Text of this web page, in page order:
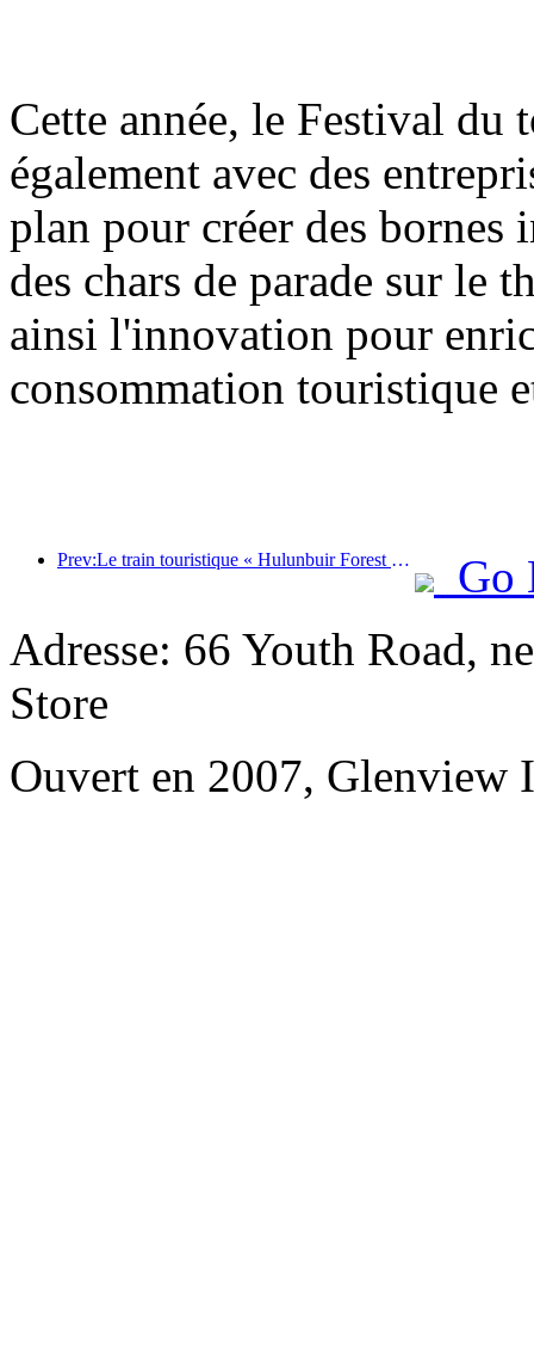
Cette année, le Festival du
également avec des
plan pour créer des
des chars de parade sur le
ainsi l'innovation pour
consommation touristique
Prev:Le train touristique « Hulunbuir Forest Rendezvous - Daxinganling Express - Starlight Train - Tianyi Journey » effectue son voyage inaugural.
Go
Adresse: 66 Youth Road,
Store
Ouvert en 2007, Glenview